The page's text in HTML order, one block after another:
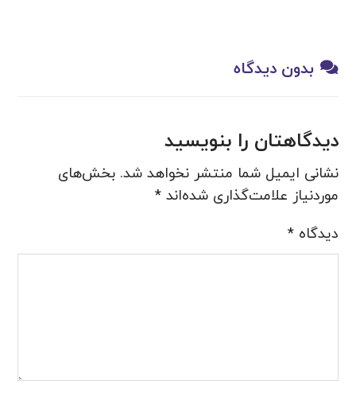
بدون دیدگاه
دیدگاهتان را بنویسید
نشانی ایمیل شما منتشر نخواهد شد. بخش‌های
موردنیاز علامت‌گذاری شده‌اند*
دیدگاه*